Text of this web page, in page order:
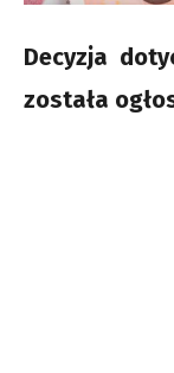
Decyzja
została